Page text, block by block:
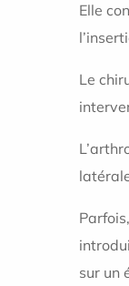
Elle
Le
sur un